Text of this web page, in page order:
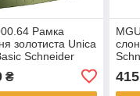
Рамка
золотиста Unica
Schneider
₴